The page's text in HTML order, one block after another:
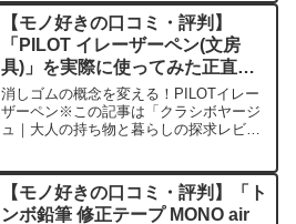
の口コミ今日、編集部が紹介したいのが
「PILOT ド...
【モノ好きの口コミ・評判】
「PILOT イレーザーペン(文房
具)」を実際に使ってみた正直感
想
消しゴムの概念を変える！PILOTイレー
ザーペン※この記事は「クラシボヤージ
ュ｜大人の持ち物と暮らしの探求レビュ
いのが「PILOTイレーザーペン」です。
この革新的な文房...
【モノ好きの口コミ・評判】「ト
ンボ鉛筆 修正テープ MONO air